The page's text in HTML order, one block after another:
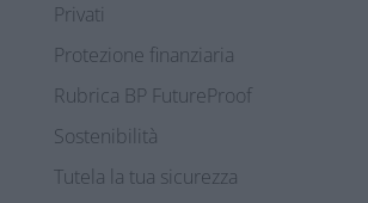
Privati
Protezione finanziaria
Rubrica BP FutureProof
Sostenibilità
Tutela la tua sicurezza